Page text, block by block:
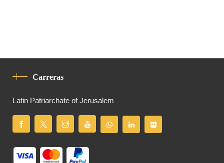
Carreras
Latin Patriarchate of Jerusalem